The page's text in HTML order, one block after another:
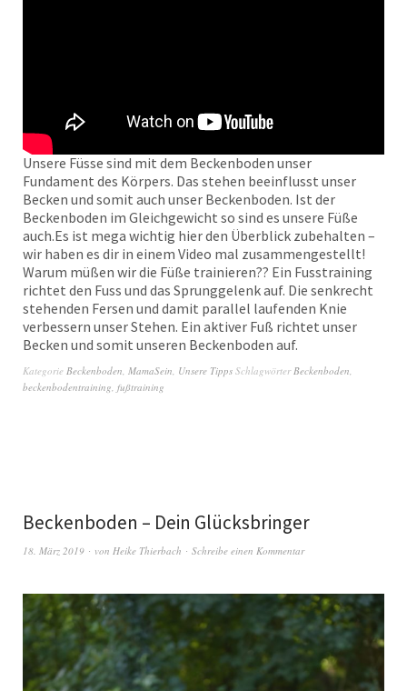
Unsere Füsse sind mit dem Beckenboden unser
Fundament des Körpers. Das stehen beeinflusst unser
Becken und somit auch unser Beckenboden. Ist der
Beckenboden im Gleichgewicht so sind es unsere Füße
auch.Es ist mega wichtig hier den Überblick zubehalten –
wir haben es dir in einem Video mal zusammengestellt!
Warum müßen wir die Füße trainieren?? Ein Fusstraining
richtet den Fuss und das Sprunggelenk auf. Die senkrecht
stehenden Fersen und damit parallel laufenden Knie
verbessern unser Stehen. Ein aktiver Fuß richtet unser
Becken und somit unseren Beckenboden auf.
Kategorie Beckenboden, MamaSein, Unsere Tipps SchlagwörterBeckenboden,
beckenbodentraining, fußtraining
Beckenboden – Dein Glücksbringer
18. März 2019 von Heike Thierbach Schreibe einen Kommentar